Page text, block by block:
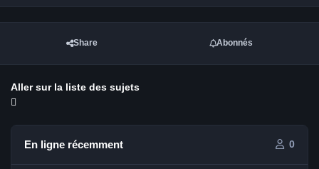
Share Abonnés
Aller sur la liste des sujets
En ligne récemment 0